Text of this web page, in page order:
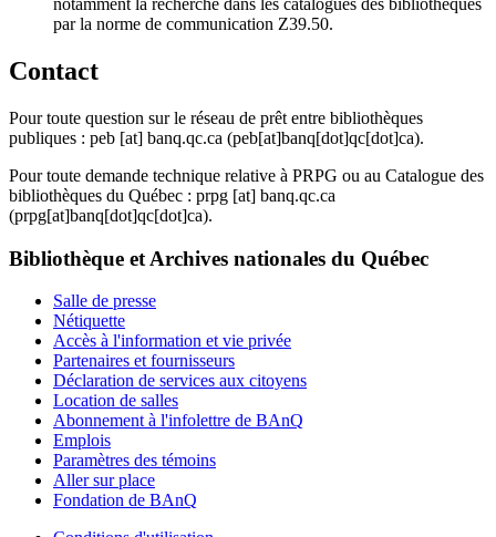
notamment la recherche dans les catalogues des bibliothèques
par la norme de communication Z39.50.
Contact
Pour toute question sur le réseau de prêt entre bibliothèques
publiques : peb [at] banq.qc.ca (peb[at]banq[dot]qc[dot]ca).
Pour toute demande technique relative à PRPG ou au Catalogue des
bibliothèques du Québec : prpg [at] banq.qc.ca
(prpg[at]banq[dot]qc[dot]ca).
Bibliothèque et Archives nationales du Québec
Salle de presse
Nétiquette
Accès à l'information et vie privée
Partenaires et fournisseurs
Déclaration de services aux citoyens
Location de salles
Abonnement à l'infolettre de BAnQ
Emplois
Paramètres des témoins
Aller sur place
Fondation de BAnQ